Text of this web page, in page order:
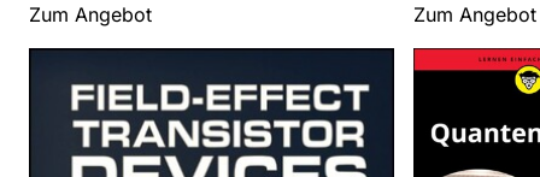
Zum Angebot Zum Angebot